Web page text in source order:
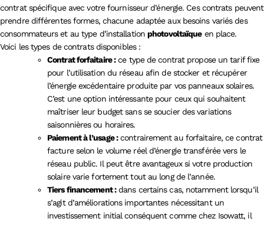
contrat spécifique avec votre fournisseur d’énergie. Ces contrats peuvent
prendre différentes formes, chacune adaptée aux besoins variés des
consommateurs et au type d’installationphotovoltaïqueen place.
Voici les types de contrats disponibles :
Contrat forfaitaire :ce type de contrat propose un tarif fixe
pour l’utilisation du réseau afin de stocker et récupérer
l’énergie excédentaire produite par vos panneaux solaires.
C’est une option intéressante pour ceux qui souhaitent
maîtriser leur budget sans se soucier des variations
saisonnières ou horaires.
Paiement à l’usage :contrairement au forfaitaire, ce contrat
facture selon le volume réel d’énergie transférée vers le
réseau public. Il peut être avantageux si votre production
solaire varie fortement tout au long de l’année.
Tiers financement :dans certains cas, notamment lorsqu’il
s’agit d’améliorations importantes nécessitant un
investissement initial conséquent comme chez Isowatt, il